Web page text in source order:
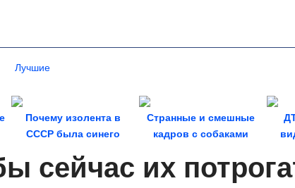
Лучшие
Почему изолента в
СССР была синего
Странные и смешные
кадров с собаками
сейчас их